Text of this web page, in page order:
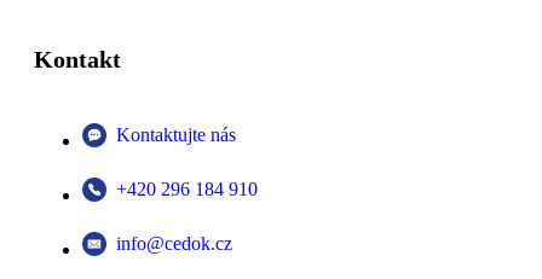
Kontakt
Kontaktujte nás
+420 296 184 910
info@cedok.cz